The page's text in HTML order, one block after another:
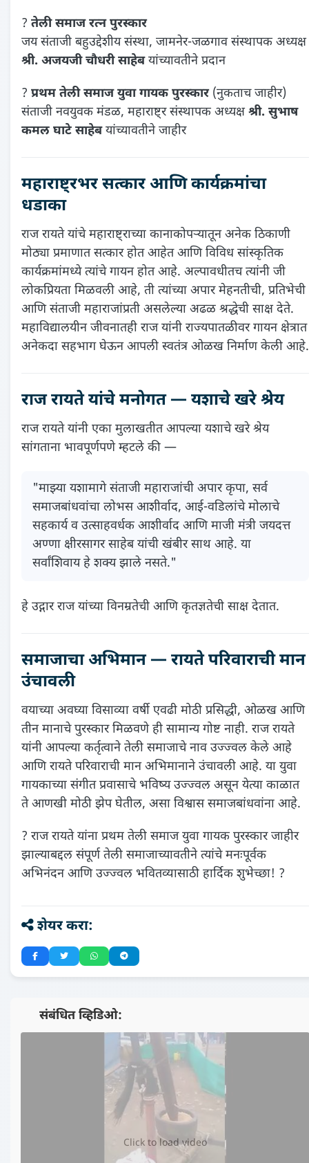
? तेली समाज रत्न पुरस्कार
जय संताजी बहुउद्देशीय संस्था, जामनेर-जळगाव संस्थापक अध्यक्ष
श्री. अजयजी चौधरी साहेबयांच्यावतीने प्रदान
? प्रथम तेली समाज युवा गायक पुरस्कार (नुकताच जाहीर)
संताजी नवयुवक मंडळ, महाराष्ट्र संस्थापक अध्यक्षश्री. सुभाष
कमल घाटे साहेबयांच्यावतीने जाहीर
महाराष्ट्रभर सत्कार आणि कार्यक्रमांचा
धडाका
राज रायते यांचे महाराष्ट्राच्या कानाकोपऱ्यातून अनेक ठिकाणी
मोठ्या प्रमाणात सत्कार होत आहेत आणि विविध सांस्कृतिक
कार्यक्रमांमध्ये त्यांचे गायन होत आहे. अल्पावधीतच त्यांनी जी
लोकप्रियता मिळवली आहे, ती त्यांच्या अपार मेहनतीची, प्रतिभेची
आणि संताजी महाराजांप्रती असलेल्या अढळ श्रद्धेची साक्ष देते.
महाविद्यालयीन जीवनातही राज यांनी राज्यपातळीवर गायन क्षेत्रात
अनेकदा सहभाग घेऊन आपली स्वतंत्र ओळख निर्माण केली आहे.
राज रायते यांचे मनोगत — यशाचे खरे श्रेय
राज रायते यांनी एका मुलाखतीत आपल्या यशाचे खरे श्रेय
सांगताना भावपूर्णपणे म्हटले की —
"माझ्या यशामागे संताजी महाराजांची अपार कृपा, सर्व
समाजबांधवांचा लोभस आशीर्वाद, आई-वडिलांचे मोलाचे
सहकार्य व उत्साहवर्धक आशीर्वाद आणि माजी मंत्री जयदत्त
अण्णा क्षीरसागर साहेब यांची खंबीर साथ आहे. या
सर्वांशिवाय हे शक्य झाले नसते."
हे उद्गार राज यांच्या विनम्रतेची आणि कृतज्ञतेची साक्ष देतात.
समाजाचा अभिमान — रायते परिवाराची मान
उंचावली
वयाच्या अवघ्या विसाव्या वर्षी एवढी मोठी प्रसिद्धी, ओळख आणि
तीन मानाचे पुरस्कार मिळवणे ही सामान्य गोष्ट नाही. राज रायते
यांनी आपल्या कर्तृत्वाने तेली समाजाचे नाव उज्ज्वल केले आहे
आणि रायते परिवाराची मान अभिमानाने उंचावली आहे. या युवा
गायकाच्या संगीत प्रवासाचे भविष्य उज्ज्वल असून येत्या काळात
ते आणखी मोठी झेप घेतील, असा विश्वास समाजबांधवांना आहे.
? राज रायते यांना प्रथम तेली समाज युवा गायक पुरस्कार जाहीर
झाल्याबद्दल संपूर्ण तेली समाजाच्यावतीने त्यांचे मनःपूर्वक
अभिनंदन आणि उज्ज्वल भवितव्यासाठी हार्दिक शुभेच्छा! ?
शेयर करा:
📺 संबंधित व्हिडिओ:
▶️
Click to load video